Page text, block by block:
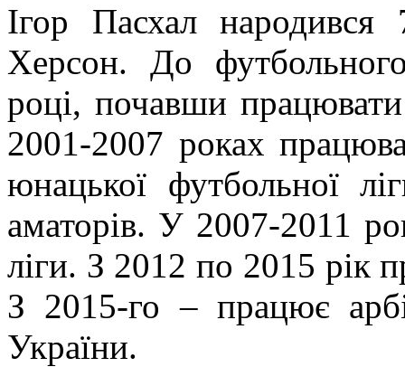
Ігор Пасхал
Херсон. До
році, почавши
2001-2007 роках
юнацької футбольної
аматорів. У 2007-2011
ліги. З 2012 по 2015 рік
З 2015-го – працює
України.